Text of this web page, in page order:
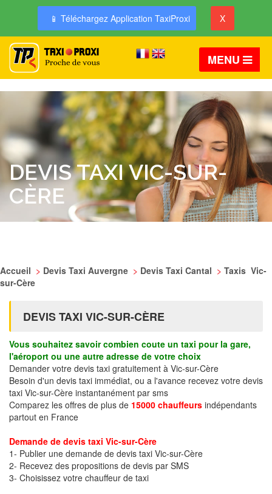
📱 Téléchargez Application TaxiProxi X
MENU
DEVIS TAXI VIC-SUR-
CÈRE
Accueil > Devis Taxi Auvergne > Devis Taxi Cantal > Taxis Vic-
sur-Cère
DEVIS TAXI VIC-SUR-CÈRE
Vous souhaitez savoir combien coute un taxi pour la gare,
l'aéroport ou une autre adresse de votre choix
Demander votre devis taxi gratuitement à Vic-sur-Cère
Besoin d'un devis taxi immédiat, ou a l'avance recevez votre devis
taxi Vic-sur-Cère instantanément par sms
Comparez les offres de plus de 15000 chauffeurs indépendants
partout en France
Demande de devis taxi Vic-sur-Cère
1- Publier une demande de devis taxi Vic-sur-Cère
2- Recevez des propositions de devis par SMS
3- Choisissez votre chauffeur de taxi